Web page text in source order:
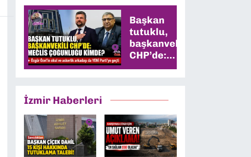
Başkan
tutuklu,
başkanvekili
CHP’de:
Meclis
İzmir Haberleri